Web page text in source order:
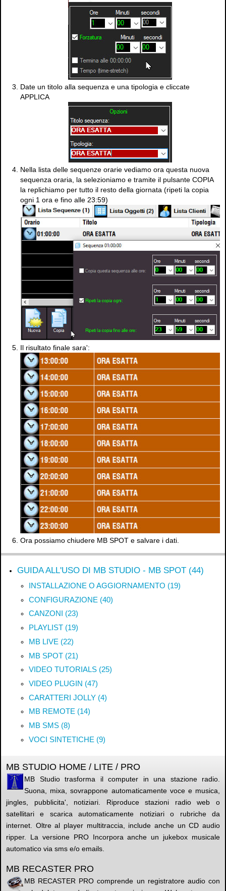
Date un titolo alla sequenza e una tipologia e cliccate
APPLICA
Nella lista delle sequenze orarie vediamo ora questa nuova
sequenza oraria, la selezioniamo e tramite il pulsante COPIA
la replichiamo per tutto il resto della giornata (ripeti la copia
ogni 1 ora e fino alle 23:59)
Il risultato finale sara':
Ora possiamo chiudere MB SPOT e salvare i dati.
GUIDA ALL'USO DI MB STUDIO - MB SPOT (44)
INSTALLAZIONE O AGGIORNAMENTO (19)
CONFIGURAZIONE (40)
CANZONI (23)
PLAYLIST (19)
MB LIVE (22)
MB SPOT (21)
VIDEO TUTORIALS (25)
VIDEO PLUGIN (47)
CARATTERI JOLLY (4)
MB REMOTE (14)
MB SMS (8)
VOCI SINTETICHE (9)
MB STUDIO HOME / LITE / PRO
MB Studio trasforma il computer in una stazione radio.
Suona, mixa, sovrappone automaticamente voce e musica,
jingles, pubblicita', notiziari. Riproduce stazioni radio web o
satellitari e scarica automaticamente notiziari o rubriche da
internet. Oltre al player multitraccia, include anche un CD audio
ripper. La versione PRO Incorpora anche un jukebox musicale
automatico via sms e/o emails.
MB RECASTER PRO
MB RECASTER PRO comprende un registratore audio con